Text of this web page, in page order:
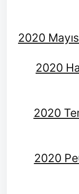
2020
2020
2020
2020